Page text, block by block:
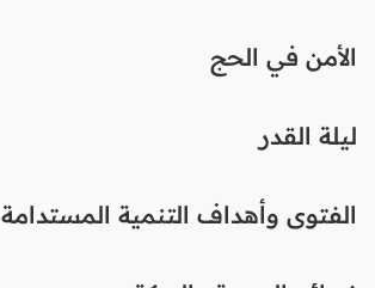
الأمن في الحج
ليلة القدر
الفتوى وأهداف التنمية المستدامة